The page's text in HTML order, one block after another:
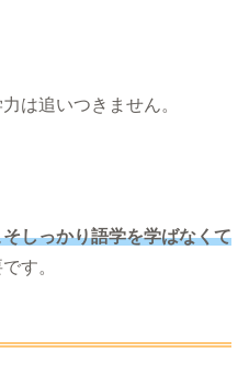
は追いつきません。
しっかり語学を学ばなくて
す。